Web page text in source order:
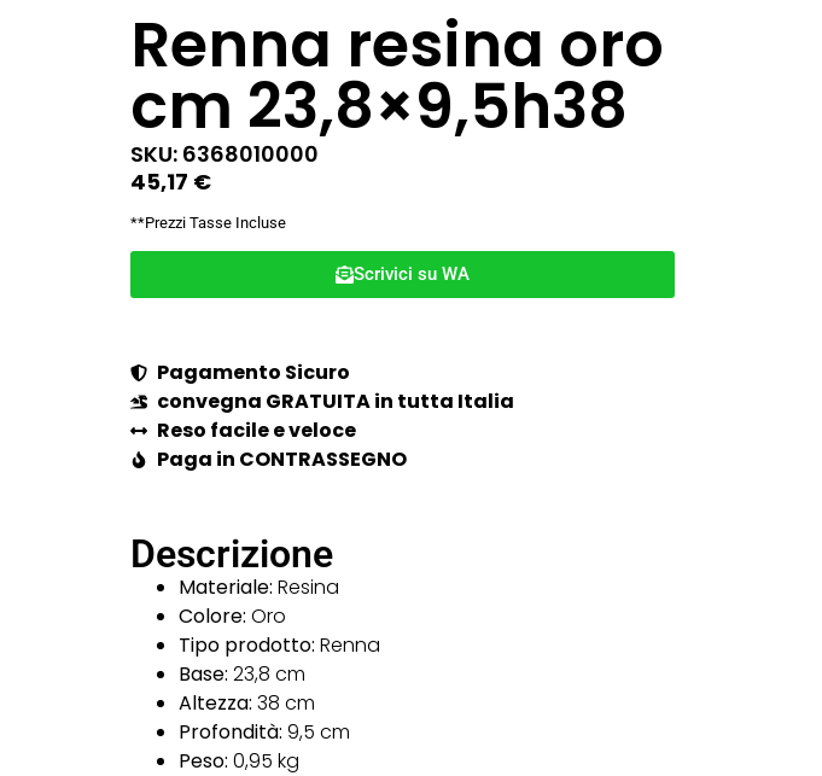
Renna resina oro
cm 23,8×9,5h38
SKU: 6368010000
45,17 €
**Prezzi Tasse Incluse
Scrivici su WA
Pagamento Sicuro
convegna GRATUITA in tutta Italia
Reso facile e veloce
Paga in CONTRASSEGNO
Descrizione
Materiale: Resina
Colore: Oro
Tipo prodotto: Renna
Base: 23,8 cm
Altezza: 38 cm
Profondità: 9,5 cm
Peso: 0,95 kg